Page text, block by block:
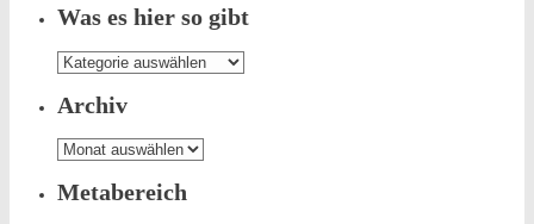
Was es hier so gibt
Was
es
hier
so
gibt
Archiv
Archiv
Metabereich